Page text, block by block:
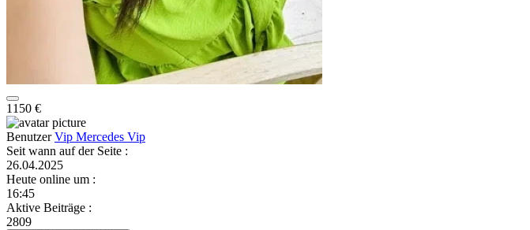
1150 €
BenutzerVip Mercedes Vip
Seit wann auf der Seite :
26.04.2025
Heute online um :
16:45
Aktive Beiträge :
2809